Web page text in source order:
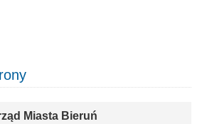
Miasta Bieruń